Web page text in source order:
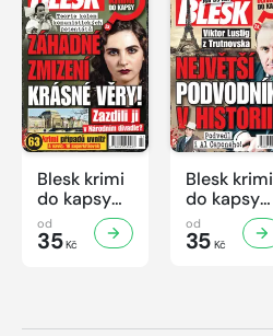
Blesk krimi
do kapsy
č.7/2026
od
35Kč
Blesk krimi
do kapsy
č.6/2026
od
35Kč